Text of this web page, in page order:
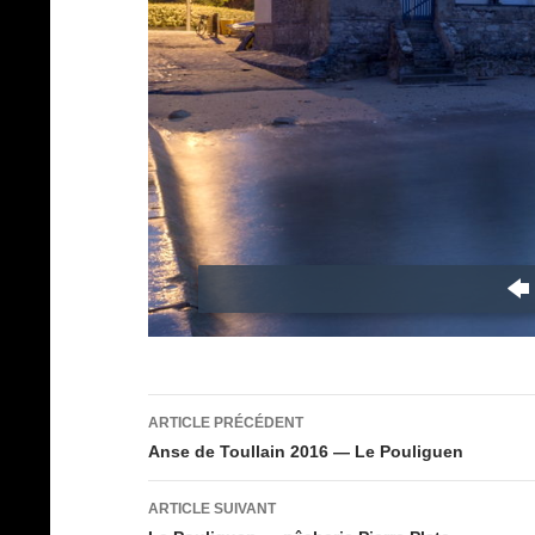
Navigation
des
articles
ARTICLE PRÉCÉDENT
Anse de Toullain 2016 — Le Pouliguen
ARTICLE SUIVANT